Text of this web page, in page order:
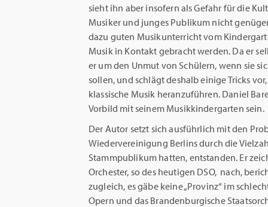
sieht ihn aber insofern als Gefahr für die
Musiker und junges Publikum nicht
dazu guten Musikunterricht vom
Musik in Kontakt gebracht werden. Da er
er um den Unmut von Schülern, wenn sie
sollen, und schlägt deshalb einige Tricks
klassische Musik heranzuführen. Daniel
Vorbild mit seinem Musikkindergarten sein.
Der Autor setzt sich ausführlich mit den
Wiedervereinigung Berlins durch die
Stammpublikum hatten, entstanden. Er
Orchester, so des heutigen DSO, nach,
zugleich, es gäbe keine „Provinz“ im
Opern und das Brandenburgische